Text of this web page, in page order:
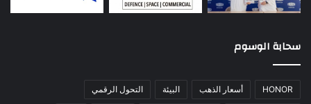
سحابة الوسوم
HONOR أسعار الذهب البيئة التحول الرقمي